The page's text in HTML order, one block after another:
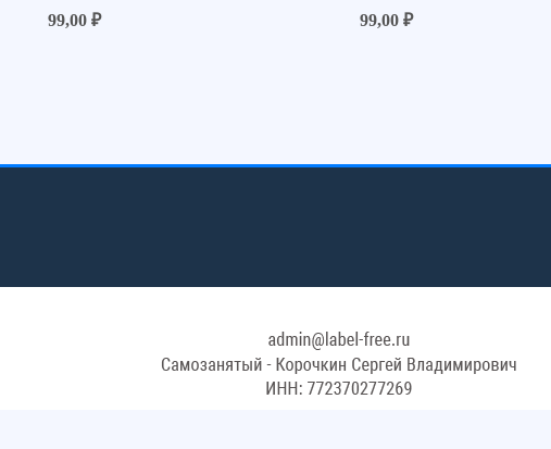
99,00 ₽ 99,00 ₽